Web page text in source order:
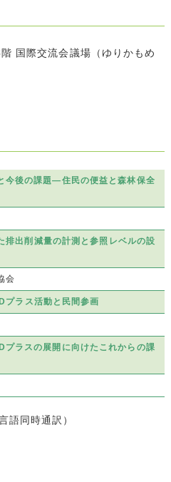
国際交流会議場（ゆりかもめ
今後の課題―住民の便益と森林保全
出削減量の計測と参照レベルの設
会
ラス活動と民間参画
ラスの展開に向けたこれからの課
語同時通訳）